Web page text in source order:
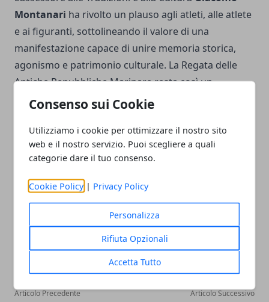
Consenso sui Cookie
Utilizziamo i cookie per ottimizzare il nostro sito
web e il nostro servizio. Puoi scegliere a quali
categorie dare il tuo consenso.
Cookie Policy | Privacy Policy
Personalizza
Rifiuta Opzionali
Accetta Tutto
Montanari ha rivolto un plauso agli atleti, alle atlete
e ai figuranti, sottolineando il valore di una
manifestazione capace di unire memoria storica,
agonismo e patrimonio culturale. La Regata delle
Antiche Repubbliche Marinare resta così un
appuntamento in cui la competizione sportiva si
trasformando ogni edizione in un racconto collettivo
di storia, appartenenza e passione.
Facebook
TwitterWhatsapp
Articolo Precedente Articolo Successivo